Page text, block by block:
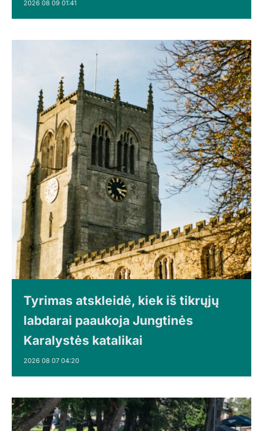
2026 08 09 01:41
Tyrimas atskleidė, kiek iš tikrųjų
labdarai paaukoja Jungtinės
Karalystės katalikai
2026 08 07 04:20